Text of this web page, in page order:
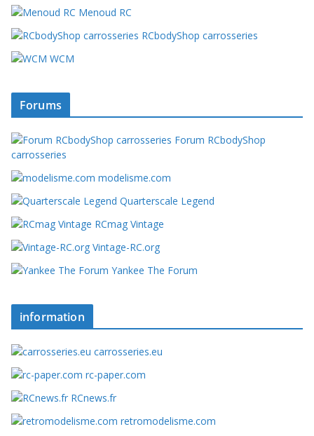
Menoud RC
RCbodyShop carrosseries
WCM
Forums
Forum RCbodyShop
carrosseries
modelisme.com
Quarterscale Legend
RCmag Vintage
Vintage-RC.org
Yankee The Forum
information
carrosseries.eu
rc-paper.com
RCnews.fr
retromodelisme.com